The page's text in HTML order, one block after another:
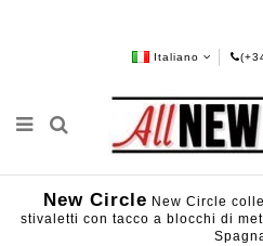
Italiano
New Circle New Circle
stivaletti con tacco a blocchi di